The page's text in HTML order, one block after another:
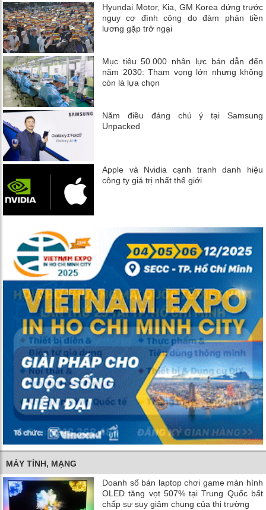
Hyundai Motor, Kia, GM Korea đứng trước
nguy cơ đình công do đàm phán tiền
lương gặp trở ngại
Mục tiêu 50.000 nhân lực bán dẫn đến
năm 2030: Tham vọng lớn nhưng không
còn là lựa chọn
Năm điều đáng chú ý tại Samsung
Unpacked
Apple và Nvidia cạnh tranh danh hiệu
công ty giá trị nhất thế giới
MÁY TÍNH, MẠNG
Doanh số bán laptop chơi game màn hình
OLED tăng vọt 507% tại Trung Quốc bất
chấp sự suy giảm chung của thị trường